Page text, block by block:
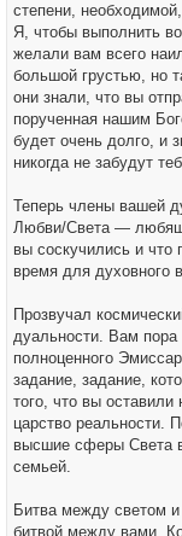
степени,
Я, чтобы выполнить
желали вам всего
большой грустью, но
они знали, что вы
порученная нашим
будет очень долго, и
никогда не забудут
Теперь члены вашей
Любви/Света —
вы соскучились и что
время для духовного
Прозвучал
дуальности. Вам пора
полноценного
задание, задание,
того, что вы оставили
царство реальности.
высшие сферы Света
семьей.
Битва между светом
битвой между вами.